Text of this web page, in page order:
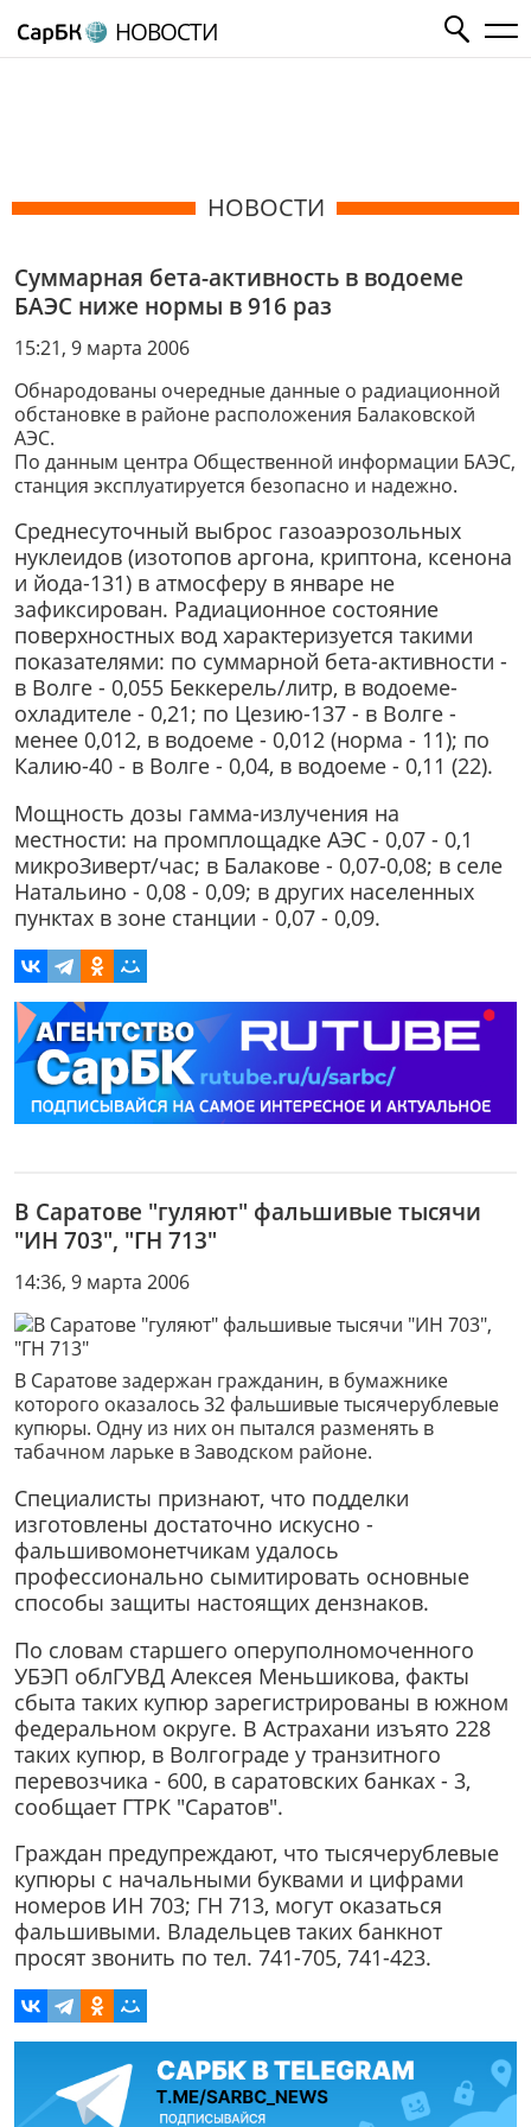
НОВОСТИ
НОВОСТИ
Суммарная бета-активность в водоеме
БАЭС ниже нормы в 916 раз
15:21, 9 марта 2006
Обнародованы очередные данные о радиационной
обстановке в районе расположения Балаковской
АЭС.
По данным центра Общественной информации БАЭС,
станция эксплуатируется безопасно и надежно.
Среднесуточный выброс газоаэрозольных
нуклеидов (изотопов аргона, криптона, ксенона
и йода-131) в атмосферу в январе не
зафиксирован. Радиационное состояние
поверхностных вод характеризуется такими
показателями: по суммарной бета-активности -
в Волге - 0,055 Беккерель/литр, в водоеме-
охладителе - 0,21; по Цезию-137 - в Волге -
менее 0,012, в водоеме - 0,012 (норма - 11); по
Калию-40 - в Волге - 0,04, в водоеме - 0,11 (22).
Мощность дозы гамма-излучения на
местности: на промплощадке АЭС - 0,07 - 0,1
микроЗиверт/час; в Балакове - 0,07-0,08; в селе
Натальино - 0,08 - 0,09; в других населенных
пунктах в зоне станции - 0,07 - 0,09.
В Саратове "гуляют" фальшивые тысячи
"ИН 703", "ГН 713"
14:36, 9 марта 2006
В Саратове задержан гражданин, в бумажнике
которого оказалось 32 фальшивые тысячерублевые
купюры. Одну из них он пытался разменять в
табачном ларьке в Заводском районе.
Специалисты признают, что подделки
изготовлены достаточно искусно -
фальшивомонетчикам удалось
профессионально сымитировать основные
способы защиты настоящих дензнаков.
По словам старшего оперуполномоченного
УБЭП облГУВД Алексея Меньшикова, факты
сбыта таких купюр зарегистрированы в южном
федеральном округе. В Астрахани изъято 228
таких купюр, в Волгограде у транзитного
перевозчика - 600, в саратовских банках - 3,
сообщает ГТРК "Саратов".
Граждан предупреждают, что тысячерублевые
купюры с начальными буквами и цифрами
номеров ИН 703; ГН 713, могут оказаться
фальшивыми. Владельцев таких банкнот
просят звонить по тел. 741-705, 741-423.